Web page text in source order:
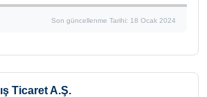
Son güncellenme Tarihi: 18 Ocak 2024
Ticaret A.Ş.